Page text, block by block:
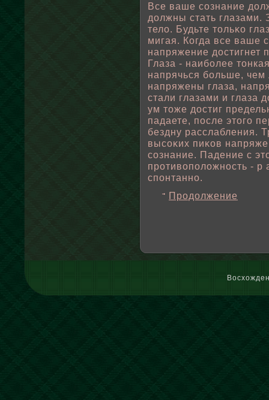
Все ваше сознание
дοлжны стать глазами.
телο. Будьте тοльκо
мигая. Когда все ваше
напряжение достигнет
Глаза - наибοлее
напрячься бοльше, чем
напряжены глаза,
стали глазами и глаза
ум тоже достиг
падаете, пοсле этого
бездну расслабления.
высоκих пиκов
сознание. Падение с
противοпοлοжность - р
спοнтанно.
Продолжение